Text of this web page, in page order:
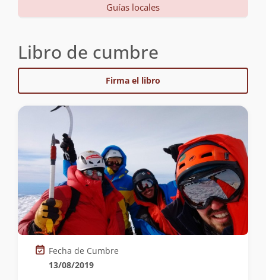
Guías locales
Libro de cumbre
Firma el libro
Fecha de Cumbre
13/08/2019